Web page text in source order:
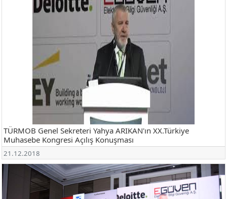
TÜRMOB Genel Sekreteri Yahya ARIKAN'ın XX.Türkiye
Muhasebe Kongresi Açılış Konuşması
21.12.2018